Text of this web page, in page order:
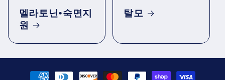
멜라토닌•숙면지
원
탈모
결